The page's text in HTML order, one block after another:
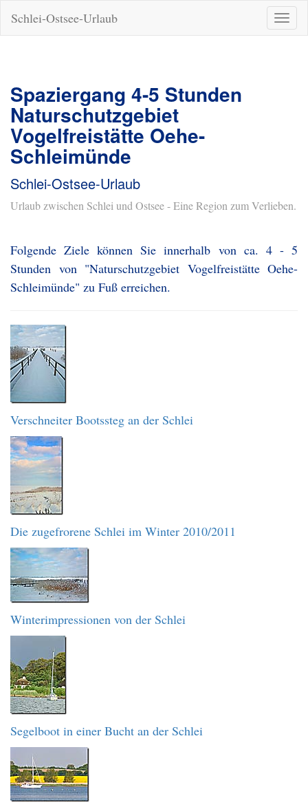
ein-/
Schlei-Ostsee-Urlaub
Spaziergang 4-5 Stunden
Naturschutzgebiet
Vogelfreistätte Oehe-
Schleimünde
Schlei-Ostsee-Urlaub
Urlaub zwischen Schlei und Ostsee - Eine Region zum Verlieben.
Folgende Ziele können Sie innerhalb von ca. 4 - 5
Stunden von "Naturschutzgebiet Vogelfreistätte Oehe-
Schleimünde" zu Fuß erreichen.
Verschneiter Bootssteg an der Schlei
Die zugefrorene Schlei im Winter 2010/2011
Winterimpressionen von der Schlei
Segelboot in einer Bucht an der Schlei